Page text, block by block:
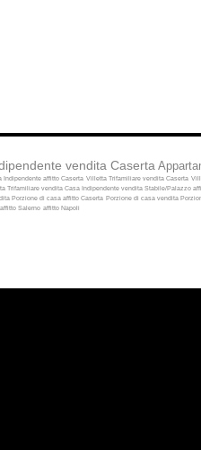
vendita Caserta
Indipendente affitto Caserta Villetta Trifamiliare vendita Caserta
Trifamiliare vendita Casa Indipendente vendita Stabile/Palazzo
Porzione di casa affitto Caserta Porzione di casa vendita
affitto Salerno affitto Napoli